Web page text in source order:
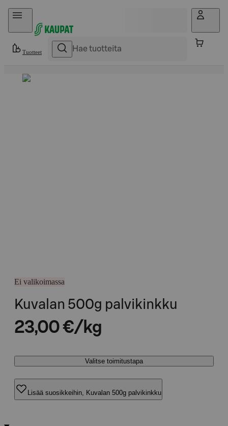
Hyppää sisältöön
Tuotteet
Ei valikoimassa
Kuvalan 500g palvikinkku
23,00 €/kg
Valitse toimitustapa
Lisää suosikkeihin, Kuvalan 500g palvikinkku